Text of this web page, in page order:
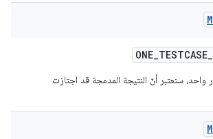
ONE_TESTCASE_
واحد، سنعتبر أنّ النتيجة المدمجة قد اجتازت